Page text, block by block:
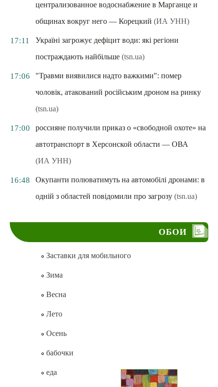
централизованное водоснабжение в Марганце и
общинах вокруг него — Корецкий (ИА УНН)
17:11
Україні загрожує дефіцит води: які регіони
постраждають найбільше (tsn.ua)
17:06
"Травми виявилися надто важкими": помер
чоловік, атакований російським дроном на ринку
(tsn.ua)
17:00
россияне получили приказ о «свободной охоте» на
автотранспорт в Херсонской области — ОВА
(ИА УНН)
16:48
Окупанти полюватимуть на автомобілі дронами: в
одній з областей повідомили про загрозу (tsn.ua)
ОБОИ
Заставки для мобильного
Зима
Весна
Лето
Осень
бабочки
еда